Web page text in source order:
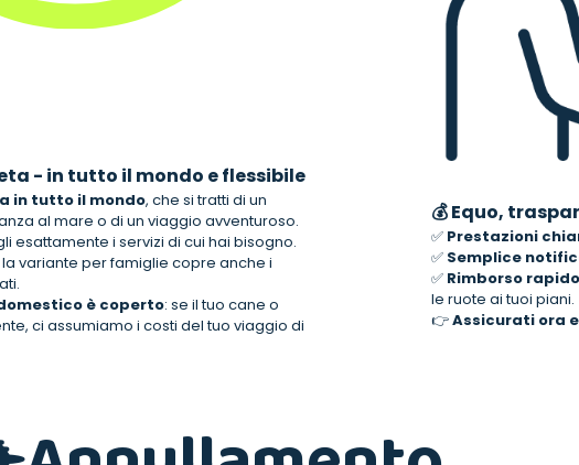
- in tutto il mondo e flessibile
in tutto il mondo, che si tratti di un
al mare o di un viaggio avventuroso.
esattamente i servizi di cui hai bisogno.
la variante per famiglie copre anche i
è coperto: se il tuo cane o
ci assumiamo i costi del tuo viaggio di
💰 Equo,
✅ Prestazioni
✅ Semplice
✅ Rimborso rapido
le ruote ai tuoi piani.
👉Assicurati ora